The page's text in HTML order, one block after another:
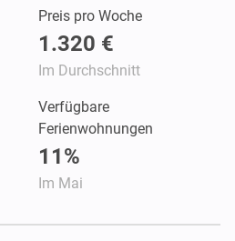
Preis pro Woche
1.320 €
Im Durchschnitt
Verfügbare
Ferienwohnungen
11%
Im Mai